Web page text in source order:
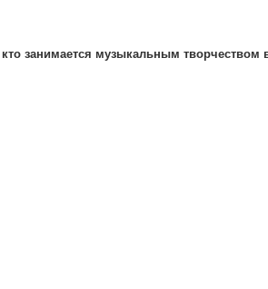
занимается музыкальным творчеством